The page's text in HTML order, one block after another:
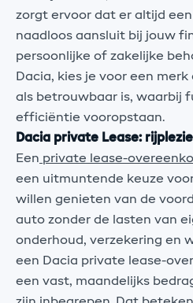
zorgt ervoor dat er altijd een
naadloos aansluit bij jouw
persoonlijke of zakelijke
Dacia, kies je voor een
als betrouwbaar is, waarbij
efficiëntie vooropstaan.
Dacia private Lease:
Een private lease-
een uitmuntende keuze
willen genieten van de
auto zonder de lasten van
onderhoud, verzekering en
een Dacia private lease-
een vast, maandelijks